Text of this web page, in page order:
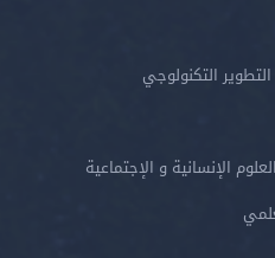
التكنولوجي
الإنسانية و الإجتماعية